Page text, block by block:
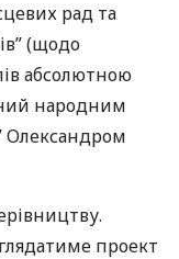
рад та
(щодо
абсолютною
народним
Олександром
проект